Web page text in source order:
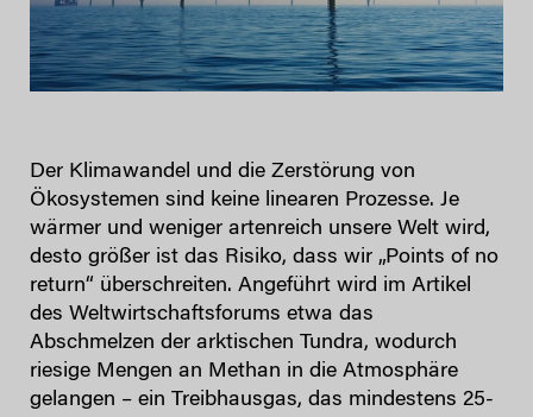
Der Klimawandel und die Zerstörung von
Ökosystemen sind keine linearen Prozesse. Je
wärmer und weniger artenreich unsere Welt wird,
desto größer ist das Risiko, dass wir „Points of no
return“ überschreiten. Angeführt wird im Artikel
des Weltwirtschaftsforums etwa das
Abschmelzen der arktischen Tundra, wodurch
riesige Mengen an Methan in die Atmosphäre
gelangen – ein Treibhausgas, das mindestens 25-